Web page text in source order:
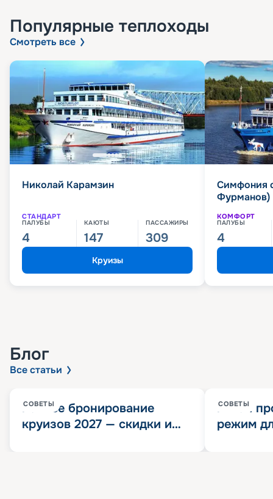
Популярные теплоходы
Смотреть все
Николай Карамзин
СТАНДАРТ
ПАЛУБЫ
4
КАЮТЫ
147
ПАССАЖИРЫ
309
Круизы
Симфония
Фурманов)
КОМФОРТ
ПАЛУБЫ
4
Блог
Все статьи
СОВЕТЫ
Раннее бронирование
круизов 2027 — скидки и
СОВЕТЫ
Китай
режим